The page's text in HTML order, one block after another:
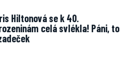
Hiltonová se k 40.
celá svlékla! Páni, to